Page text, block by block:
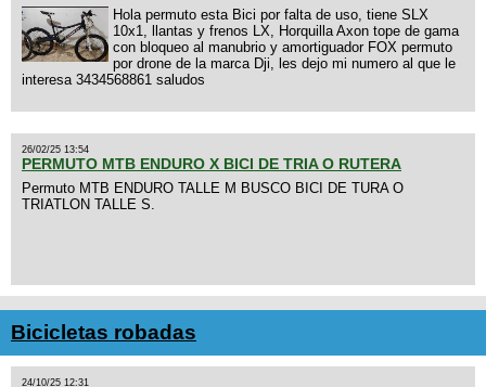
Hola permuto esta Bici por falta de uso, tiene SLX
10x1, llantas y frenos LX, Horquilla Axon tope de gama
con bloqueo al manubrio y amortiguador FOX permuto
por drone de la marca Dji, les dejo mi numero al que le
interesa 3434568861 saludos
26/02/25 13:54
PERMUTO MTB ENDURO X BICI DE TRIA O RUTERA
Permuto MTB ENDURO TALLE M BUSCO BICI DE TURA O
TRIATLON TALLE S.
Bicicletas robadas
24/10/25 12:31